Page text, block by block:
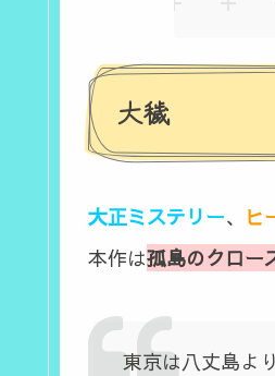
大穢
大正ミステリー、 ヒ
本作は孤島のクロー
東京は八丈島よ